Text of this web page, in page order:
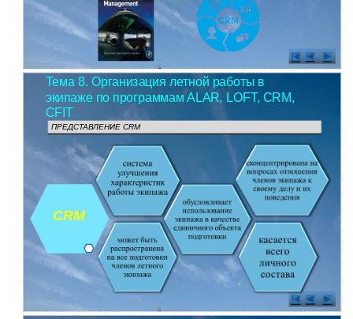
Тема 8. Организация летной работы в
экипаже по программам ALAR, LOFT, CRM,
CFIT
ПРЕДСТАВЛЕНИЕ CRM
CRM